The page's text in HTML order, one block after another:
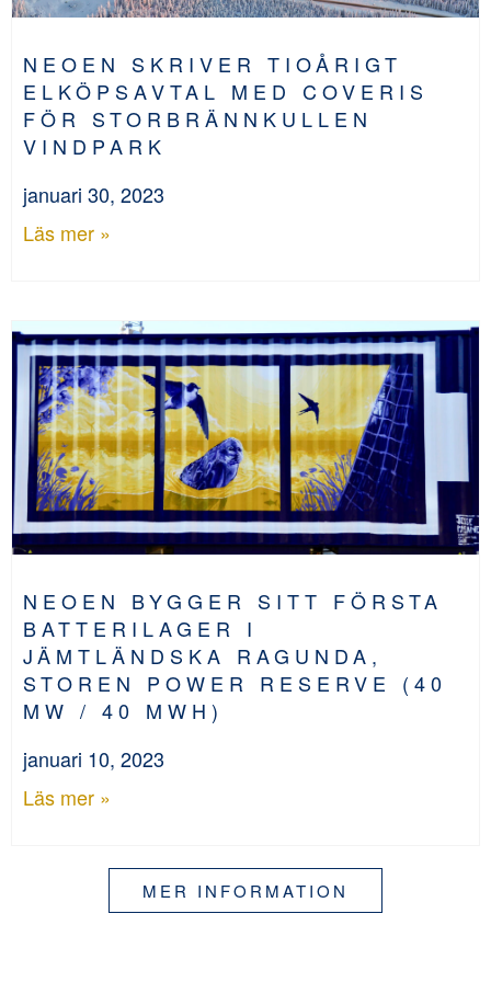
NEOEN SKRIVER TIOÅRIGT
ELKÖPSAVTAL MED COVERIS
FÖR STORBRÄNNKULLEN
VINDPARK
januari 30, 2023
Läs mer »
NEOEN BYGGER SITT FÖRSTA
BATTERILAGER I
JÄMTLÄNDSKA RAGUNDA,
STOREN POWER RESERVE (40
MW / 40 MWH)
januari 10, 2023
Läs mer »
MER INFORMATION